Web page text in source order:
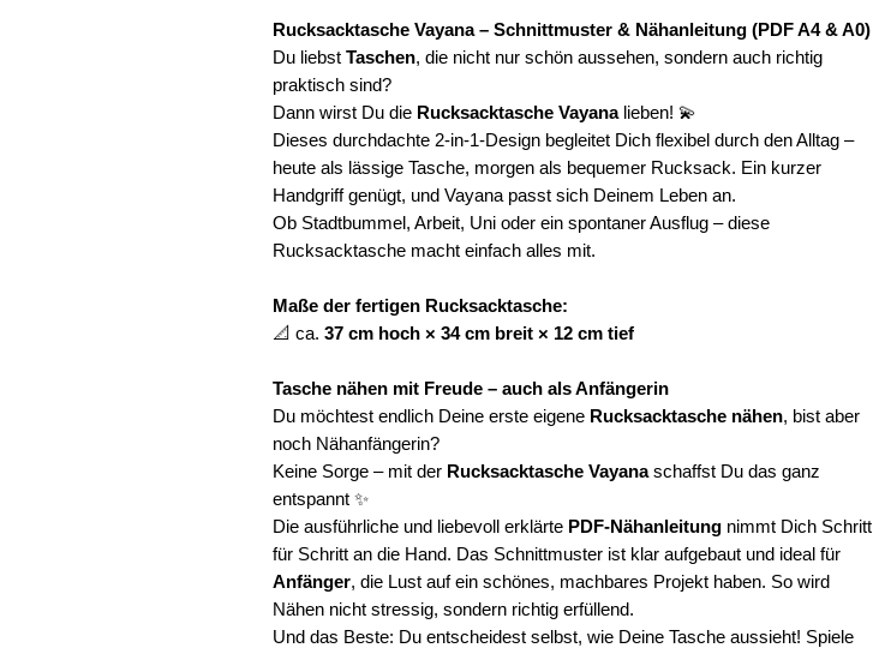
Rucksacktasche Vayana – Schnittmuster & Nähanleitung (PDF A4 & A0)
Du liebst Taschen, die nicht nur schön aussehen, sondern auch richtig
praktisch sind?
Dann wirst Du die Rucksacktasche Vayanalieben! 💫
Dieses durchdachte 2-in-1-Design begleitet Dich flexibel durch den Alltag –
heute als lässige Tasche, morgen als bequemer Rucksack. Ein kurzer
Handgriff genügt, und Vayana passt sich Deinem Leben an.
Ob Stadtbummel, Arbeit, Uni oder ein spontaner Ausflug – diese
Rucksacktasche macht einfach alles mit.
Maße der fertigen Rucksacktasche:
📐 ca. 37 cm hoch × 34 cm breit × 12 cm tief
Tasche nähen mit Freude – auch als Anfängerin
Du möchtest endlich Deine erste eigene Rucksacktasche nähen, bist aber
noch Nähanfängerin?
Keine Sorge – mit der Rucksacktasche Vayanaschaffst Du das ganz
entspannt ✨
Die ausführliche und liebevoll erklärte PDF-Nähanleitung nimmt Dich Schritt
für Schritt an die Hand. Das Schnittmuster ist klar aufgebaut und ideal für
Anfänger, die Lust auf ein schönes, machbares Projekt haben. So wird
Nähen nicht stressig, sondern richtig erfüllend.
Und das Beste: Du entscheidest selbst, wie Deine Tasche aussieht! Spiele